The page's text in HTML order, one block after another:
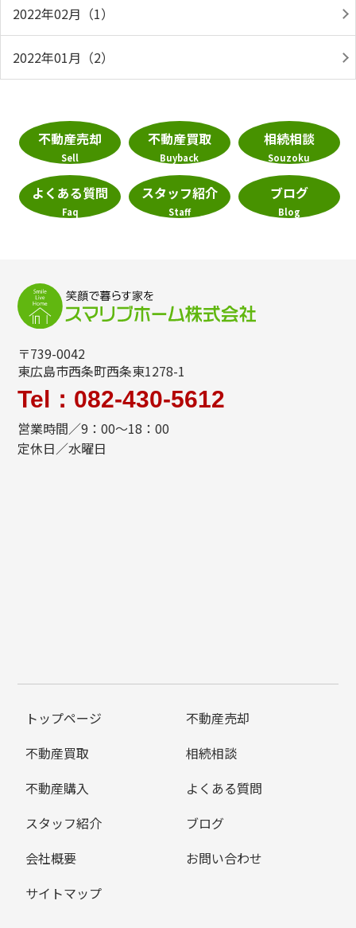
2022年02月（1）
2022年01月（2）
不動産売却
Sell
不動産買取
Buyback
相続相談
Souzoku
よくある質問
Faq
スタッフ紹介
Staff
ブログ
Blog
〒739-0042
東広島市西条町西条東1278-1
Tel：082-430-5612
営業時間／9：00～18：00
定休日／水曜日
トップページ
不動産売却
不動産買取
相続相談
不動産購入
よくある質問
スタッフ紹介
ブログ
会社概要
お問い合わせ
サイトマップ